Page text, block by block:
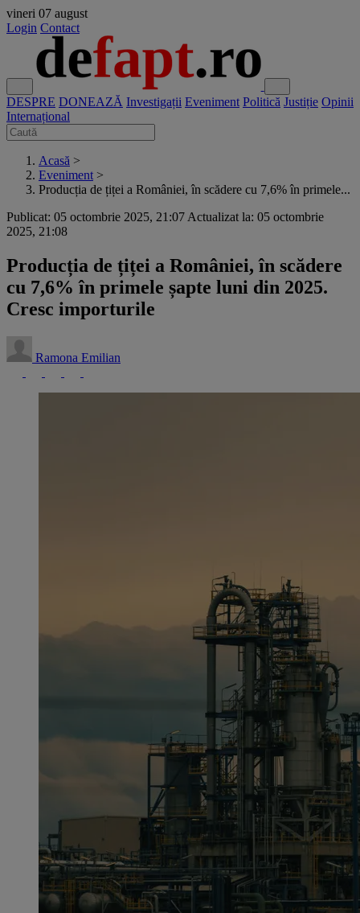
vineri 07 august
Login Contact
DESPRE DONEAZĂ Investigații Eveniment Politică Justiție Opinii
Internațional
Acasă >
Eveniment >
Producția de țiței a României, în scădere cu 7,6% în primele...
Publicat: 05 octombrie 2025, 21:07 Actualizat la: 05 octombrie
2025, 21:08
Producția de țiței a României, în scădere
cu 7,6% în primele șapte luni din 2025.
Cresc importurile
Ramona Emilian